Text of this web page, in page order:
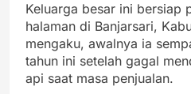
Keluarga besar ini bersiap
halaman di Banjarsari,
mengaku, awalnya ia
tahun ini setelah gagal
api saat masa penjualan.